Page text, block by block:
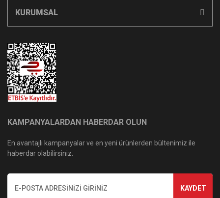
KURUMSAL
KAMPANYALARDAN HABERDAR OLUN
En avantajlı kampanyalar ve en yeni ürünlerden bültenimiz ile
haberdar olabilirsiniz.
KAYDET